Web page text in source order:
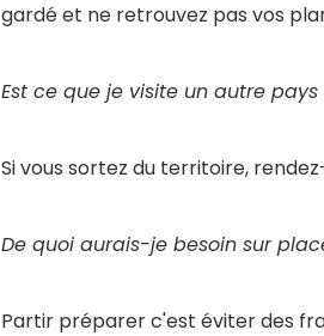
gardé et ne retrouvez pas vos
Est ce que je visite un autre pays
Si vous sortez du territoire,
De quoi aurais-je besoin sur
Partir préparer c'est éviter des